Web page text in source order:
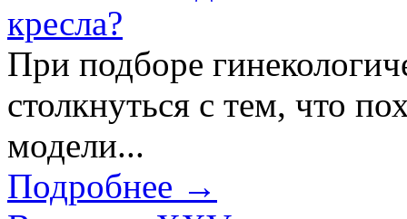
кресла?
При подборе
столкнуться с тем, что
модели...
Подробнее →